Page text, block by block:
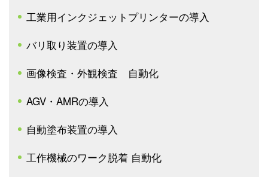
工業用インクジェットプリンターの導入
バリ取り装置の導入
画像検査・外観検査 自動化
AGV・AMRの導入
自動塗布装置の導入
工作機械のワーク脱着 自動化